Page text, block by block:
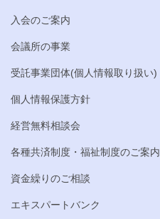
入会のご案内
会議所の事業
受託事業団体(個人情報取り扱い)
個人情報保護方針
経営無料相談会
各種共済制度・福祉制度のご案内
資金繰りのご相談
エキスパートバンク